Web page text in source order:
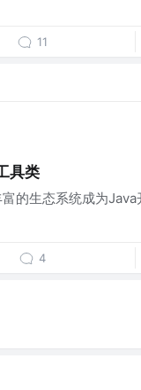
11
具类
的生态系统成为
4